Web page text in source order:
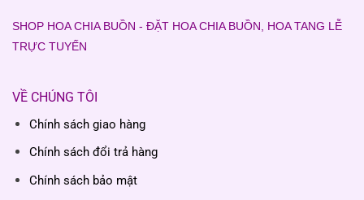
SHOP HOA CHIA BUỒN - ĐẶT HOA CHIA BUỒN, HOA TANG LỄ
TRỰC TUYẾN
VỀ CHÚNG TÔI
Chính sách giao hàng
Chính sách đổi trả hàng
Chính sách bảo mật